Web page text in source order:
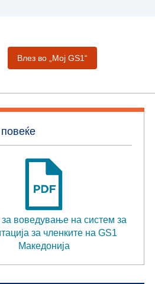
Влез во „Moj GS1“
воведување на систем за
за членките на GS1
Македонија